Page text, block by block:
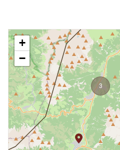
3
+
−